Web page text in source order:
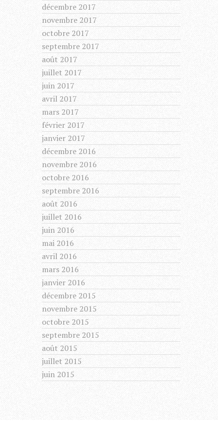
décembre 2017
novembre 2017
octobre 2017
septembre 2017
août 2017
juillet 2017
juin 2017
avril 2017
mars 2017
février 2017
janvier 2017
décembre 2016
novembre 2016
octobre 2016
septembre 2016
août 2016
juillet 2016
juin 2016
mai 2016
avril 2016
mars 2016
janvier 2016
décembre 2015
novembre 2015
octobre 2015
septembre 2015
août 2015
juillet 2015
juin 2015